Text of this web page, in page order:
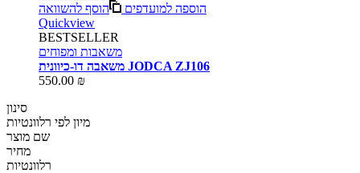
הוספה למועדפים
הוסף להשוואה
Quickview
BESTSELLER
משאבות ומפוחים
משאבה דו-כיוונית JODCA ZJ106
550.00 ₪
סינון
מיון לפי רלוונטיות
שם מוצר
מחיר
רלוונטיות